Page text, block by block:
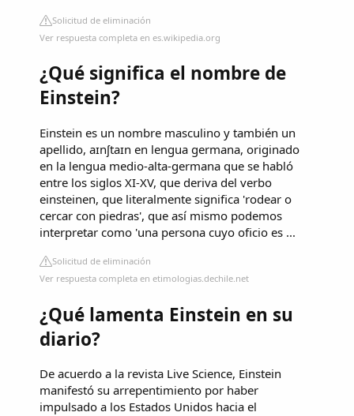
Solicitud de eliminación
Ver respuesta completa en es.wikipedia.org
¿Qué significa el nombre de
Einstein?
Einstein es un nombre masculino y también un
apellido, aɪnʃtaɪn en lengua germana, originado
en la lengua medio-alta-germana que se habló
entre los siglos XI-XV, que deriva del verbo
einsteinen, que literalmente significa 'rodear o
cercar con piedras', que así mismo podemos
interpretar como 'una persona cuyo oficio es ...
Solicitud de eliminación
Ver respuesta completa en etimologias.dechile.net
¿Qué lamenta Einstein en su
diario?
De acuerdo a la revista Live Science, Einstein
manifestó su arrepentimiento por haber
impulsado a los Estados Unidos hacia el